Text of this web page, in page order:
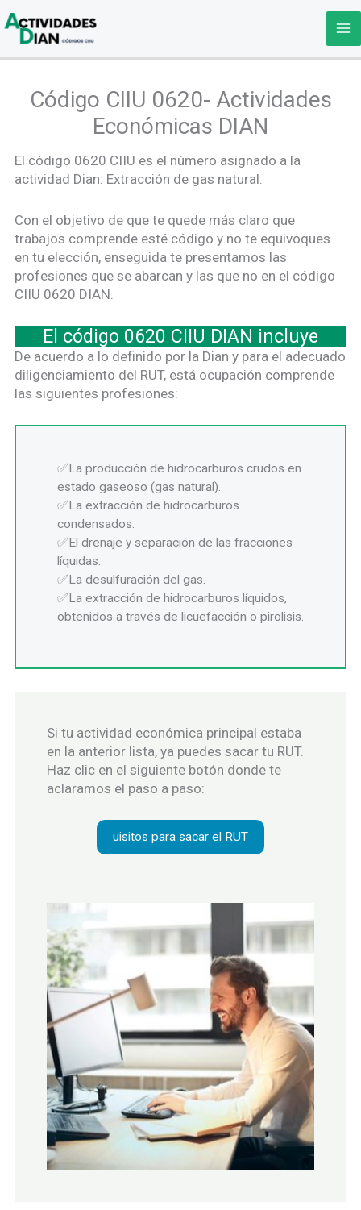
al
contenido
Código CIIU 0620- Actividades
Económicas DIAN
El código 0620 CIIU es el número asignado a la
actividad Dian: Extracción de gas natural.
Con el objetivo de que te quede más claro que
trabajos comprende esté código y no te equivoques
en tu elección, enseguida te presentamos las
profesiones que se abarcan y las que no en el código
CIIU 0620 DIAN.
El código 0620 CIIU DIAN incluye
De acuerdo a lo definido por la Dian y para el adecuado
diligenciamiento del RUT, está ocupación comprende
las siguientes profesiones:
La producción de hidrocarburos crudos en
estado gaseoso (gas natural).
La extracción de hidrocarburos
condensados.
El drenaje y separación de las fracciones
líquidas.
La desulfuración del gas.
La extracción de hidrocarburos líquidos,
obtenidos a través de licuefacción o pirolisis.
Si tu actividad económica principal estaba
en la anterior lista, ya puedes sacar tu RUT.
Haz clic en el siguiente botón donde te
aclaramos el paso a paso:
uisitos para sacar el RUT